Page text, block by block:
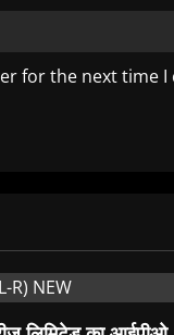
for the next time